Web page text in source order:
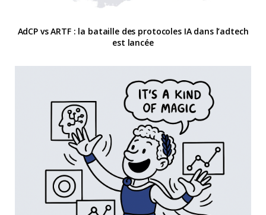
AdCP vs ARTF : la bataille des protocoles IA dans l’adtech
est lancée